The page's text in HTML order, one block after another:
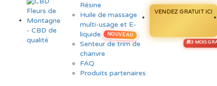
Résine
Huile de massage
multi-usage et E-
liquide
NOUVEAU
Senteur de trim de
chanvre
FAQ
Produits partenaires
VENDEZ GRATUIT ICI